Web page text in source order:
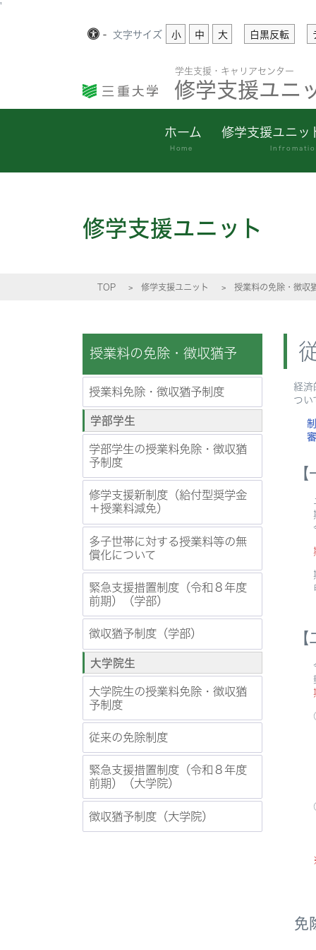
'
- 文字サイズ 小 中 大 白黒反転
学生支援・キャリアセンター
修学支援ユニ
ホーム
Home
修学支援ユニッ
修学支援ユニット
TOP 修学支援ユニット 授業料の免除・徴収
授業料の免除・徴収猶予
授業料免除・徴収猶予制度
学部学生
学部学生の授業料免除・徴収猶
予制度
修学支援新制度（給付型奨学金
＋授業料減免）
多子世帯に対する授業料等の無
償化について
緊急支援措置制度（令和８年度
前期）（学部）
徴収猶予制度（学部）
大学院生
大学院生の授業料免除・徴収猶
予制度
従来の免除制度
緊急支援措置制度（令和８年度
前期）（大学院）
徴収猶予制度（大学院）
経済
つい
ユ
期
令
期
申
令
郵
○
・
・
三
封
○
・
・
●
●
免